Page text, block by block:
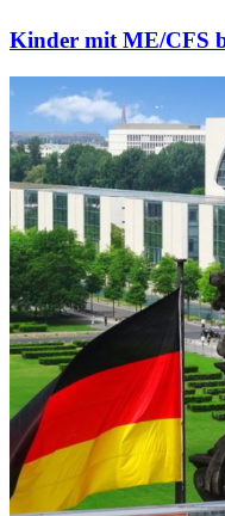
Kinder mit ME/CFS